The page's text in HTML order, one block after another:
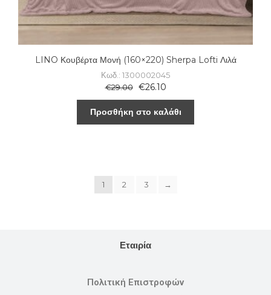
LINO Κουβέρτα Μονή (160×220) Sherpa Lofti Λιλά
Κωδ.: 1300002045
€29.00 €26.10
Προσθήκη στο καλάθι
1 2 3 →
Εταιρία
Πολιτική Επιστροφών